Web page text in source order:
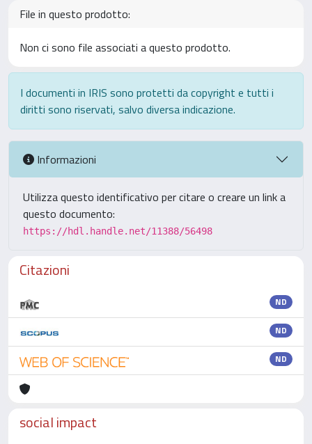
File in questo prodotto:
Non ci sono file associati a questo prodotto.
I documenti in IRIS sono protetti da copyright e tutti i
diritti sono riservati, salvo diversa indicazione.
Informazioni
Utilizza questo identificativo per citare o creare un link a
questo documento:
https://hdl.handle.net/11388/56498
Citazioni
ND
ND
ND
social impact